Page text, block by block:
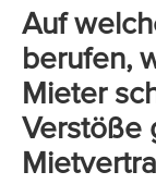
Auf
berufen,
Mieter
Verstöße